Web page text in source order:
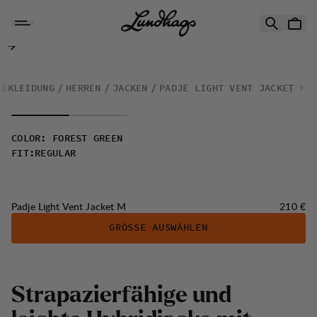
Padje Light Vent Jacket M
HERREN JACKEN PADJE LIGHT VENT JACKET M
COLOR :
FOREST GREEN
FIT: REGULAR
Padje Light Vent Jacket M Preis:
210 €
GRÖSSE AUSWÄHLEN
Strapazierfähige und